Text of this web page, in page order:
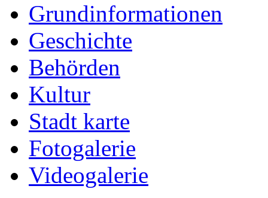
Grundinformationen
Geschichte
Behörden
Kultur
Stadt karte
Fotogalerie
Videogalerie